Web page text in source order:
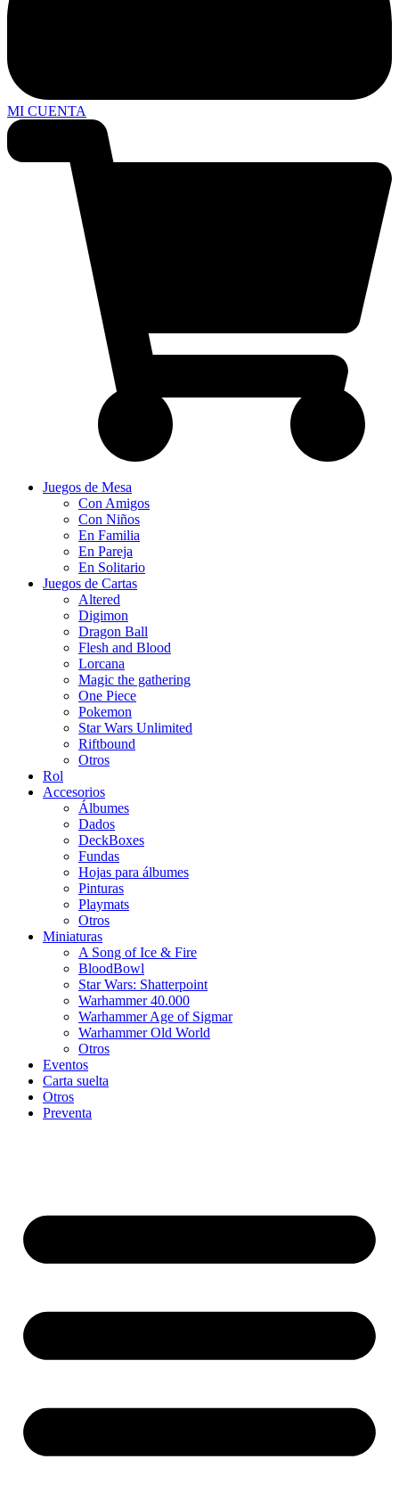
MI CUENTA
Juegos de Mesa
Con Amigos
Con Niños
En Familia
En Pareja
En Solitario
Juegos de Cartas
Altered
Digimon
Dragon Ball
Flesh and Blood
Lorcana
Magic the gathering
One Piece
Pokemon
Star Wars Unlimited
Riftbound
Otros
Rol
Accesorios
Álbumes
Dados
DeckBoxes
Fundas
Hojas para álbumes
Pinturas
Playmats
Otros
Miniaturas
A Song of Ice & Fire
BloodBowl
Star Wars: Shatterpoint
Warhammer 40.000
Warhammer Age of Sigmar
Warhammer Old World
Otros
Eventos
Carta suelta
Otros
Preventa